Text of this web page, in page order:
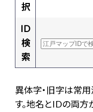
択
ID
検
索
異体字・旧字は常
す。地名とIDの両